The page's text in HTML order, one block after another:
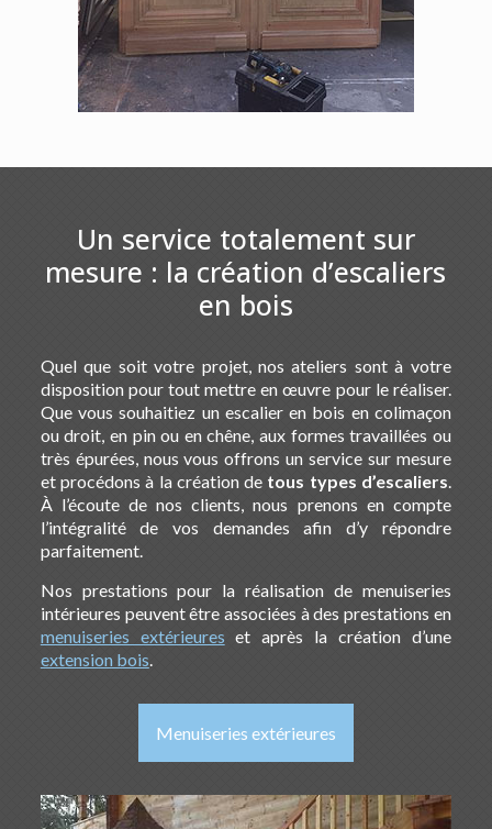
Un service totalement sur
mesure : la création d’escaliers
en bois
Quel que soit votre projet, nos ateliers sont à votre
disposition pour tout mettre en œuvre pour le réaliser.
Que vous souhaitiez un escalier en bois en colimaçon
ou droit, en pin ou en chêne, aux formes travaillées ou
très épurées, nous vous offrons un service sur mesure
et procédons à la création de tous types d’escaliers.
À l’écoute de nos clients, nous prenons en compte
l’intégralité de vos demandes afin d’y répondre
parfaitement.
Nos prestations pour la réalisation de menuiseries
intérieures peuvent être associées à des prestations en
menuiseries extérieures et après la création d’une
extension bois.
Menuiseries extérieures